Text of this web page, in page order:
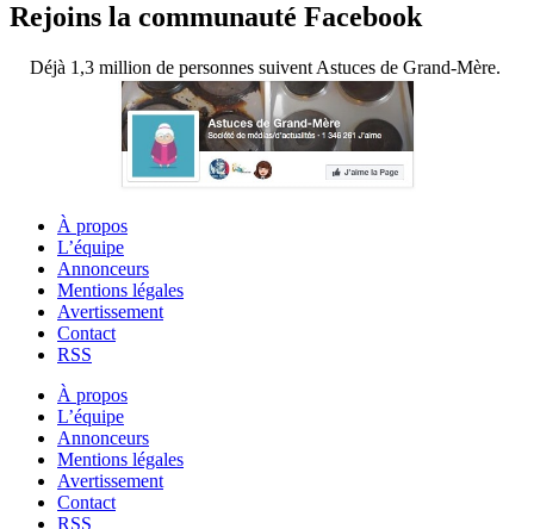
Rejoins la communauté Facebook
Déjà 1,3 million de personnes suivent Astuces de Grand-Mère.
À propos
L’équipe
Annonceurs
Mentions légales
Avertissement
Contact
RSS
À propos
L’équipe
Annonceurs
Mentions légales
Avertissement
Contact
RSS